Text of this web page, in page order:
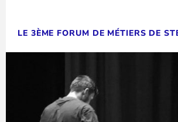
LE 3ÈME FORUM DE MÉTIERS DE